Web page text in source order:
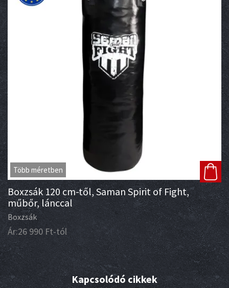
Több méretben
Boxzsák 120 cm-től, Saman Spirit of Fight,
műbőr, lánccal
Boxzsák
Ár:26 990 Ft-tól
Kapcsolódó cikkek